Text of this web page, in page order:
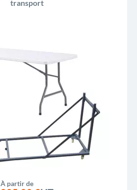
transport
À partir de